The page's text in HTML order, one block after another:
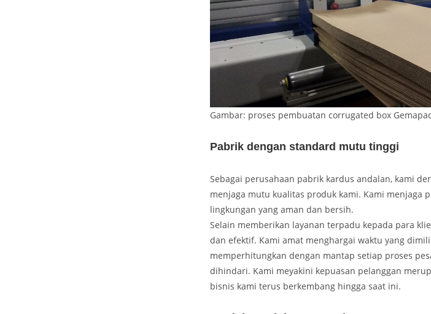
Gambar: proses pembuatan corrugated box
Pabrik dengan standard mutu tinggi
Sebagai perusahaan pabrik kardus andalan, kami
menjaga mutu kualitas produk kami. Kami menjaga
lingkungan yang aman dan bersih.
Selain memberikan layanan terpadu kepada para
dan efektif. Kami amat menghargai waktu yang
memperhitungkan dengan mantap setiap proses
dihindari. Kami meyakini kepuasan pelanggan
bisnis kami terus berkembang hingga saat ini.